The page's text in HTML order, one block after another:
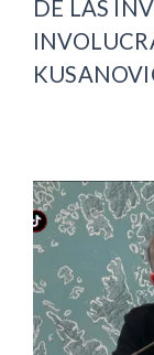
DE LAS